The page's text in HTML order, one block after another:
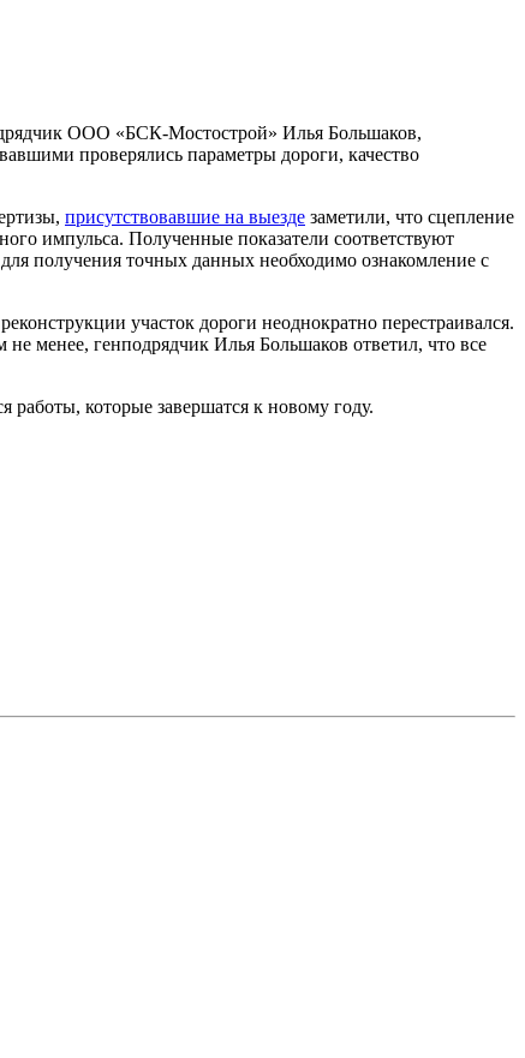
ООО «БСК-Мостострой» Илья Большаков,
проверялись параметры дороги, качество
присутствовавшие на выезде заметили, что сцепление
импульса. Полученные показатели соответствуют
получения точных данных необходимо ознакомление с
участок дороги неоднократно перестраивался.
не менее, генподрядчик Илья Большаков ответил, что все
работы, которые завершатся к новому году.